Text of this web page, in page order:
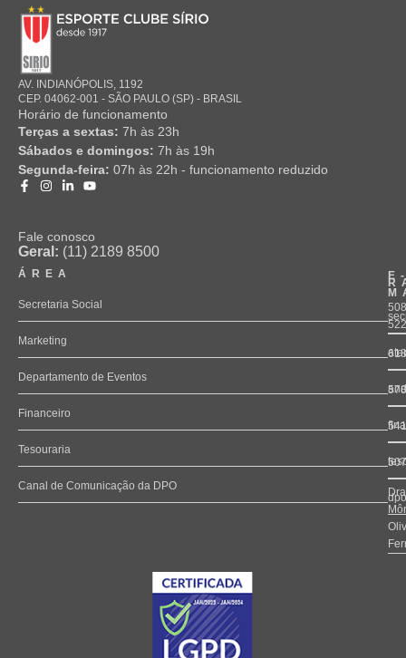
AV. INDIANÓPOLIS, 1192
CEP. 04062-001 - SÃO PAULO (SP) - BRASIL
Horário de funcionamento
Terças a sextas: 7h às 23h
Sábados e domingos: 7h às 19h
Segunda-feira: 07h às 22h - funcionamento reduzido
Fale conosco
Geral: (11) 2189 8500
ÁREA
Secretaria Social
Marketing
Departamento de Eventos
Financeiro
Tesouraria
Canal de Comunicação da DPO
522
618
578
541
507